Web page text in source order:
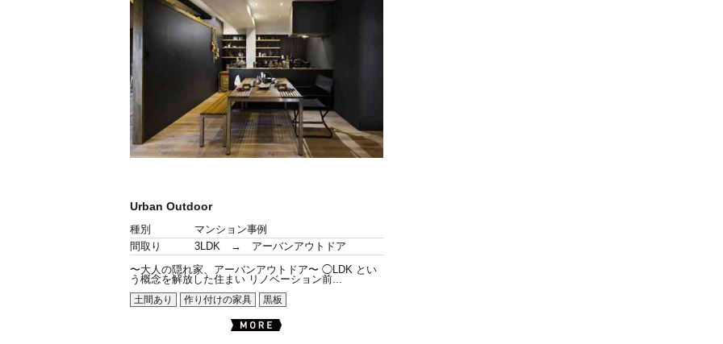
Urban Outdoor
種別
マンション事例
間取り
3LDK → アーバンアウトドア
〜大人の隠れ家、アーバンアウトドア〜 ◯LDK とい
う概念を解放した住まい リノベーション前...
土間あり
作り付けの家具 黒板